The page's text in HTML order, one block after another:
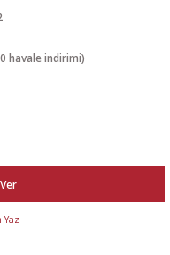
havale indirimi)
Yaz